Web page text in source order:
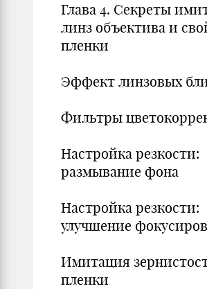
Глава 4. Секреты
линз объектива и
пленки
Эффект линзовых
Фильтры
Настройка резкости:
размывание фона
Настройка резкости:
улучшение
Имитация
пленки